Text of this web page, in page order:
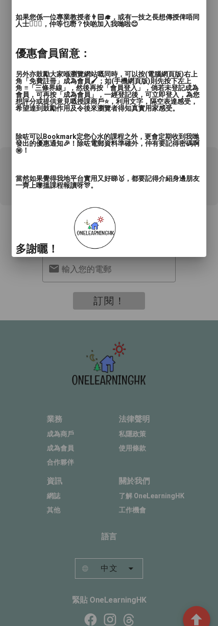
*所有資料只供參考，詳情請向商戶查詢。
0 用戶評論
訂閱我們
接收最新資訊及優惠
輸入您的電郵
訂閱！
業務
成為商戶
成為會員
合作夥伴
法律聲明
私隱政策
使用條款
資訊
網誌
其他
關於我們
了解 OneLearningHK
工作機會
語言
中文
緊貼 OneLearningHK
如果您係一位專業教授者👨🏻‍🎓，或有一技之長想傳授俾唔同
人士🙋🏻‍♂️，仲等乜嘢？快啲加入我哋啦😊
優惠會員留意：
另外亦鼓勵大家喺瀏覽網站嘅同時，可以按(電腦網頁版)右上
角「免費註冊」成為會員🖌️；如(手機網頁版)則先按下左上
角 ≡「三條界線」，然後再按「會員登入」，倘若未登記成為
會員，可再按「成為會員」，一經登記後，可立即登入，為您
想評分或提供意見嘅授課商戶⭐️，利用文字，隔空表達感受，
希望達到鼓勵作用及令後來瀏覽者得知真實用家感受。
除咗可以Bookmark定您心水的課程之外，更會定期收到我哋
發出的優惠通知🎉！除咗電郵資料準確外，仲有要記得密碼啊
㊙️！
當然如果覺得我地平台實用又好睇🥇，都要記得介紹身邊朋友
一齊上嚟搵課程報讀呀🎊。
多謝曬！